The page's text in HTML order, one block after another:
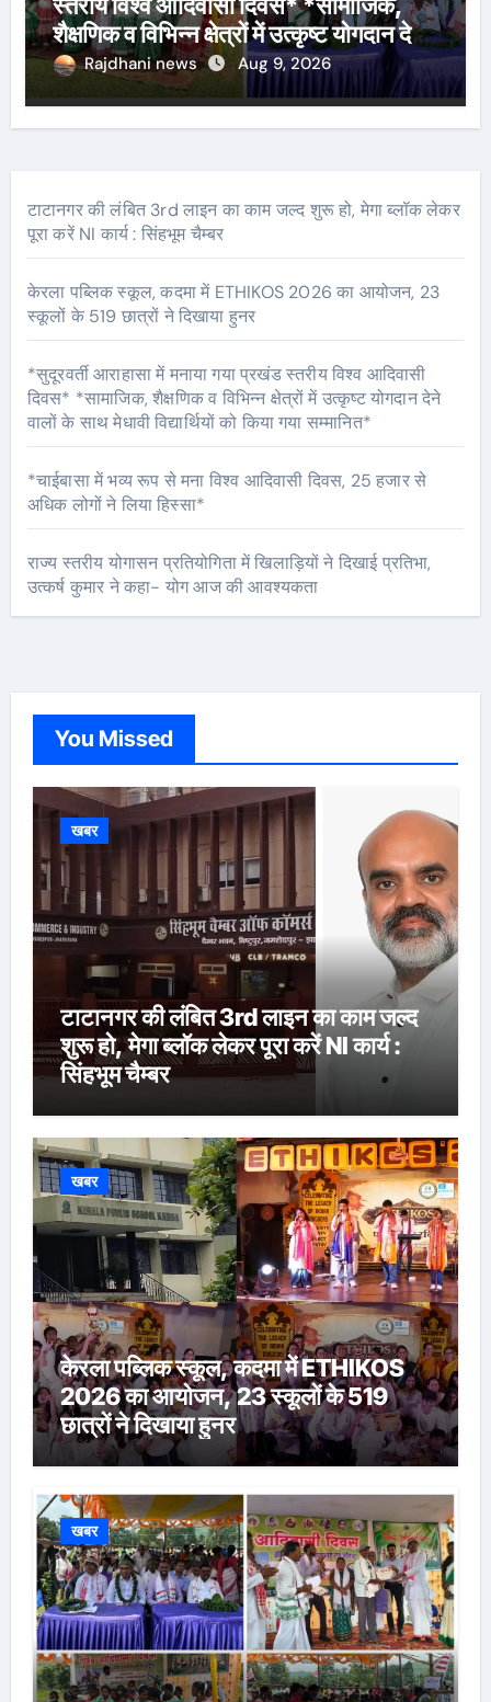
स्तरीय विश्व आदिवासी दिवस* *सामाजिक,
शैक्षणिक व विभिन्न क्षेत्रों में उत्कृष्ट योगदान देने
वालों के साथ मेधावी विद्यार्थियों को किया गया
सम्मानित*
Rajdhani news Aug 9, 2026
टाटानगर की लंबित 3rd लाइन का काम जल्द शुरू हो, मेगा ब्लॉक लेकर
पूरा करें NI कार्य : सिंहभूम चैम्बर
केरला पब्लिक स्कूल, कदमा में ETHIKOS 2026 का आयोजन, 23
स्कूलों के 519 छात्रों ने दिखाया हुनर
*सुदूरवर्ती आराहासा में मनाया गया प्रखंड स्तरीय विश्व आदिवासी
दिवस* *सामाजिक, शैक्षणिक व विभिन्न क्षेत्रों में उत्कृष्ट योगदान देने
वालों के साथ मेधावी विद्यार्थियों को किया गया सम्मानित*
*चाईबासा में भव्य रूप से मना विश्व आदिवासी दिवस, 25 हजार से
अधिक लोगों ने लिया हिस्सा*
राज्य स्तरीय योगासन प्रतियोगिता में खिलाड़ियों ने दिखाई प्रतिभा,
उत्कर्ष कुमार ने कहा- योग आज की आवश्यकता
You Missed
खबर
टाटानगर की लंबित 3rd लाइन का काम जल्द
शुरू हो, मेगा ब्लॉक लेकर पूरा करें NI कार्य :
सिंहभूम चैम्बर
खबर
केरला पब्लिक स्कूल, कदमा में ETHIKOS
2026 का आयोजन, 23 स्कूलों के 519
छात्रों ने दिखाया हुनर
खबर